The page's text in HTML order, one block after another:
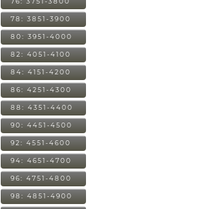
78: 3851-3900
80: 3951-4000
82: 4051-4100
84: 4151-4200
86: 4251-4300
88: 4351-4400
90: 4451-4500
92: 4551-4600
94: 4651-4700
96: 4751-4800
98: 4851-4900